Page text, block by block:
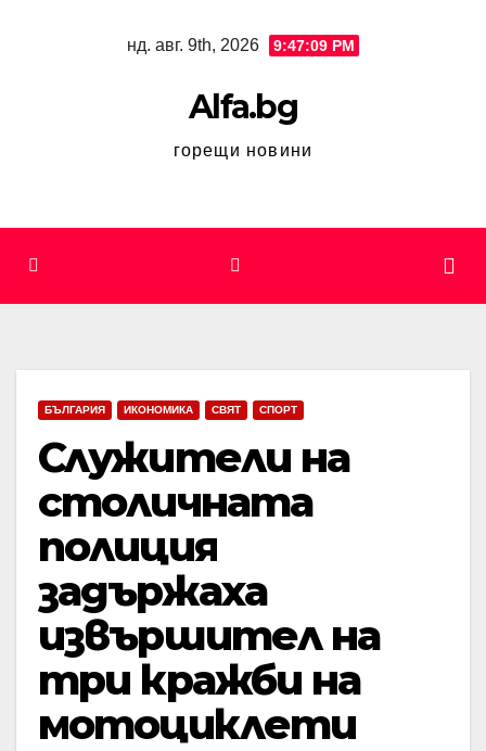
нд. авг. 9th, 2026 9:47:09 PM
Alfa.bg
горещи новини
БЪЛГАРИЯ ИКОНОМИКА СВЯТ СПОРТ
Служители на
столичната
полиция
задържаха
извършител на
три кражби на
мотоциклети